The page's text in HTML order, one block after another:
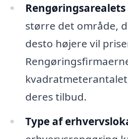
større det område,
desto højere vil
deres tilbud.
Type af